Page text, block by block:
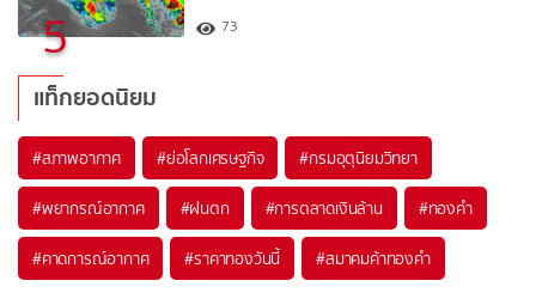
5 73
แท็กยอดนิยม
#สภาพอากาศ #ย่อโลกเศรษฐกิจ #กรมอุตุนิยมวิทยา
#พยากรณ์อากาศ #ฝนตก #การตลาดเงินล้าน #ทองคำ
#คาดการณ์อากาศ #ราคาทองวันนี้ #สมาคมค้าทองคำ